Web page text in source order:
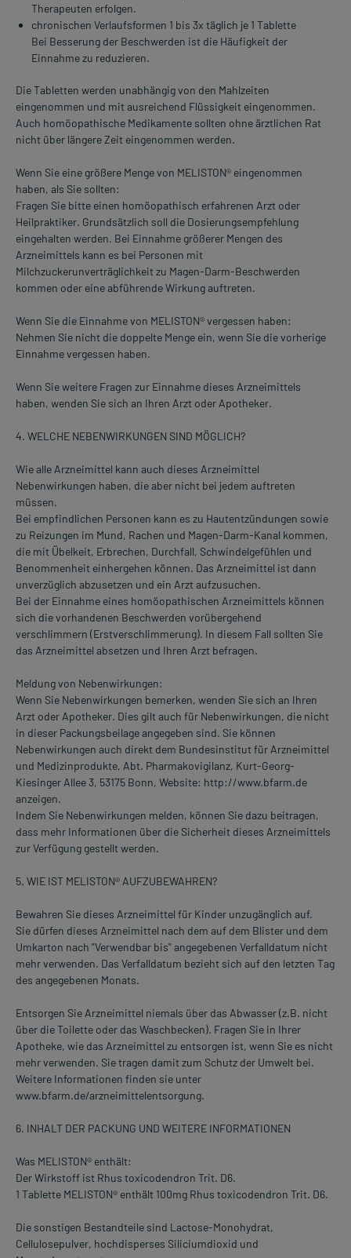
Therapeuten erfolgen.
chronischen Verlaufsformen 1 bis 3x täglich je 1 Tablette
Bei Besserung der Beschwerden ist die Häufigkeit der
Einnahme zu reduzieren.
Die Tabletten werden unabhängig von den Mahlzeiten
eingenommen und mit ausreichend Flüssigkeit eingenommen.
Auch homöopathische Medikamente sollten ohne ärztlichen Rat
nicht über längere Zeit eingenommen werden.
Wenn Sie eine größere Menge von MELISTON® eingenommen
haben, als Sie sollten:
Fragen Sie bitte einen homöopathisch erfahrenen Arzt oder
Heilpraktiker. Grundsätzlich soll die Dosierungsempfehlung
eingehalten werden. Bei Einnahme größerer Mengen des
Arzneimittels kann es bei Personen mit
Milchzuckerunverträglichkeit zu Magen-Darm-Beschwerden
kommen oder eine abführende Wirkung auftreten.
Wenn Sie die Einnahme von MELISTON® vergessen haben:
Nehmen Sie nicht die doppelte Menge ein, wenn Sie die vorherige
Einnahme vergessen haben.
Wenn Sie weitere Fragen zur Einnahme dieses Arzneimittels
haben, wenden Sie sich an Ihren Arzt oder Apotheker.
4. WELCHE NEBENWIRKUNGEN SIND MÖGLICH?
Wie alle Arzneimittel kann auch dieses Arzneimittel
Nebenwirkungen haben, die aber nicht bei jedem auftreten
müssen.
Bei empfindlichen Personen kann es zu Hautentzündungen sowie
zu Reizungen im Mund, Rachen und Magen-Darm-Kanal kommen,
die mit Übelkeit, Erbrechen, Durchfall, Schwindelgefühlen und
Benommenheit einhergehen können. Das Arzneimittel ist dann
unverzüglich abzusetzen und ein Arzt aufzusuchen.
Bei der Einnahme eines homöopathischen Arzneimittels können
sich die vorhandenen Beschwerden vorübergehend
verschlimmern (Erstverschlimmerung). In diesem Fall sollten Sie
das Arzneimittel absetzen und Ihren Arzt befragen.
Meldung von Nebenwirkungen:
Wenn Sie Nebenwirkungen bemerken, wenden Sie sich an Ihren
Arzt oder Apotheker. Dies gilt auch für Nebenwirkungen, die nicht
in dieser Packungsbeilage angegeben sind. Sie können
Nebenwirkungen auch direkt dem Bundesinstitut für Arzneimittel
und Medizinprodukte, Abt. Pharmakovigilanz, Kurt-Georg-
Kiesinger Allee 3, 53175 Bonn, Website: http://www.bfarm.de
anzeigen.
Indem Sie Nebenwirkungen melden, können Sie dazu beitragen,
dass mehr Informationen über die Sicherheit dieses Arzneimittels
zur Verfügung gestellt werden.
5. WIE IST MELISTON® AUFZUBEWAHREN?
Bewahren Sie dieses Arzneimittel für Kinder unzugänglich auf.
Sie dürfen dieses Arzneimittel nach dem auf dem Blister und dem
Umkarton nach "Verwendbar bis" angegebenen Verfalldatum nicht
mehr verwenden. Das Verfalldatum bezieht sich auf den letzten Tag
des angegebenen Monats.
Entsorgen Sie Arzneimittel niemals über das Abwasser (z.B. nicht
über die Toilette oder das Waschbecken). Fragen Sie in Ihrer
Apotheke, wie das Arzneimittel zu entsorgen ist, wenn Sie es nicht
mehr verwenden. Sie tragen damit zum Schutz der Umwelt bei.
Weitere Informationen finden sie unter
www.bfarm.de/arzneimittelentsorgung.
6. INHALT DER PACKUNG UND WEITERE INFORMATIONEN
Was MELISTON® enthält:
Der Wirkstoff ist Rhus toxicodendron Trit. D6.
1 Tablette MELISTON® enthält 100mg Rhus toxicodendron Trit. D6.
Die sonstigen Bestandteile sind Lactose-Monohydrat,
Cellulosepulver, hochdisperses Siliciumdioxid und